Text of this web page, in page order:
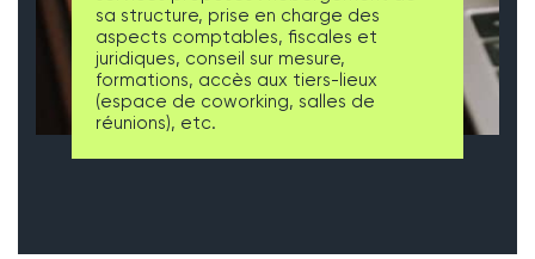
sa structure, prise en charge des
aspects comptables, fiscales et
juridiques, conseil sur mesure,
formations, accès aux tiers-lieux
(espace de coworking, salles de
réunions), etc.